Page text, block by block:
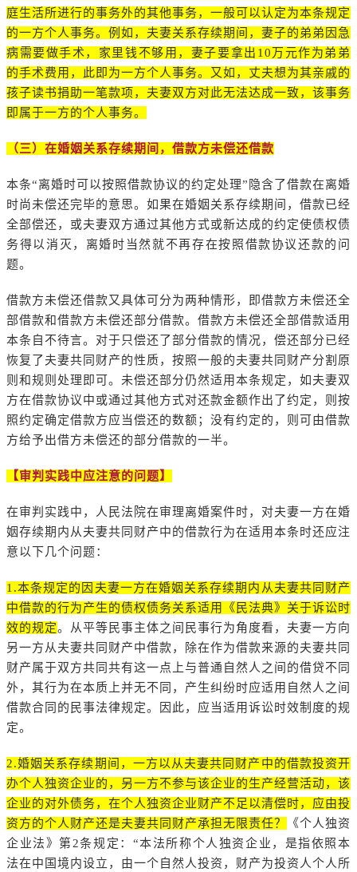
庭生活所进行的事务外的其他事务，一般可以认定为本条规定
的一方个人事务。例如，夫妻关系存续期间，妻子的弟弟因急
病需要做手术，家里钱不够用，妻子要拿出10万元作为弟弟
的手术费用，此即为一方个人事务。又如，丈夫想为其亲戚的
孩子读书捐助一笔款项，夫妻双方对此无法达成一致，该事务
即属于一方的个人事务。
（三）在婚姻关系存续期间，借款方未偿还借款
本条“离婚时可以按照借款协议的约定处理”隐含了借款在离婚
时尚未偿还完毕的意思。如果在婚姻关系存续期间，借款已经
全部偿还，或夫妻双方通过其他方式或新达成的约定使债权债
务得以消灭，离婚时当然就不再存在按照借款协议还款的问
题。
借款方未偿还借款又具体可分为两种情形，即借款方未偿还全
部借款和借款方未偿还部分借款。借款方未偿还全部借款适用
本条自不待言。对于只偿还了部分借款的情况，偿还部分已经
恢复了夫妻共同财产的性质，按照一般的夫妻共同财产分割原
则和规则处理即可。未偿还部分仍然适用本条规定，如夫妻双
方在借款协议中或通过其他方式对还款金额作出了约定，则按
照约定确定借款方应当偿还的数额；没有约定的，则可由借款
方给予出借方未偿还的部分借款的一半。
【审判实践中应注意的问题】
在审判实践中，人民法院在审理离婚案件时，对夫妻一方在婚
姻存续期内从夫妻共同财产中的借款行为在适用本条时还应注
意以下几个问题：
1.本条规定的因夫妻一方在婚姻关系存续期内从夫妻共同财产
中借款的行为产生的债权债务关系适用《民法典》关于诉讼时
效的规定。从平等民事主体之间民事行为角度看，夫妻一方向
另一方从夫妻共同财产中借款，除在作为借款来源的夫妻共同
财产属于双方共同共有这一点上与普通自然人之间的借贷不同
外，其行为在本质上并无不同，产生纠纷时应适用自然人之间
借款合同的民事法律规定。因此，应当适用诉讼时效制度的规
定。
2.婚姻关系存续期间，一方以从夫妻共同财产中的借款投资开
办个人独资企业的，另一方不参与该企业的生产经营活动，该
企业的对外债务，在个人独资企业财产不足以清偿时，应由投
资方的个人财产还是夫妻共同财产承担无限责任？
《个人独资
企业法》第2条规定：“本法所称个人独资企业，是指依照本
法在中国境内设立，由一个自然人投资，财产为投资人个人所